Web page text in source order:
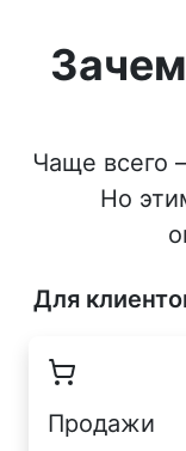
Чаще всего
Но
Для
Продажи